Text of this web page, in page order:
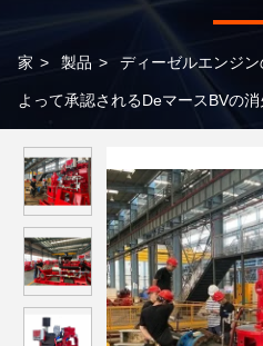
家 > 製品 > ディーゼルエンジ
よって承認されるDeマースBVの